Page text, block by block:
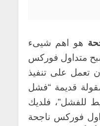
هو اهم شيىء
متداول فوركس
تعمل على تنفيذ
قديمة “فشل
للفشل”، فلديك
فوركس ناجحة